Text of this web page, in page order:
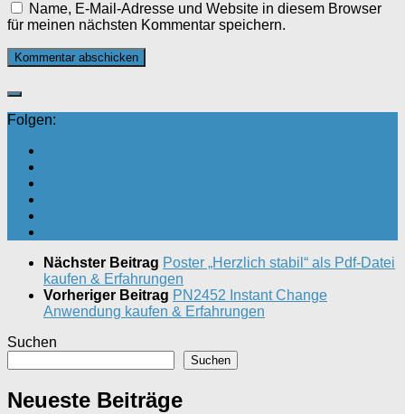
Name, E-Mail-Adresse und Website in diesem Browser
für meinen nächsten Kommentar speichern.
Folgen:
Nächster Beitrag Poster „Herzlich stabil“ als Pdf-Datei
kaufen & Erfahrungen
Vorheriger Beitrag PN2452 Instant Change
Anwendung kaufen & Erfahrungen
Suchen
Suchen
Neueste Beiträge